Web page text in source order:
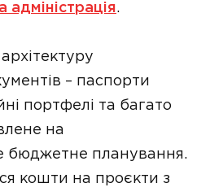
.
– паспорти
портфелі та багато
на
бюджетне планування.
кошти на проєкти з